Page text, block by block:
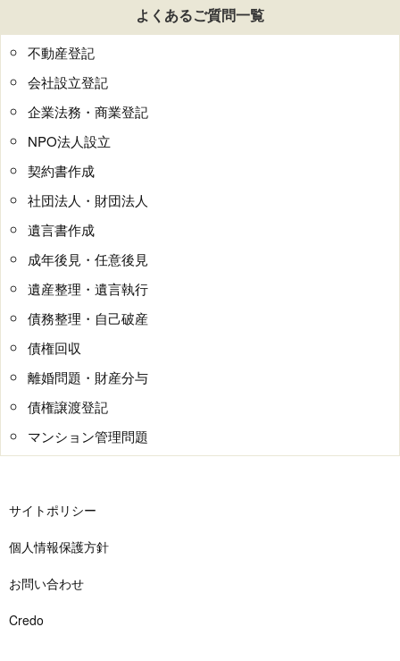
よくあるご質問一覧
不動産登記
会社設立登記
企業法務・商業登記
NPO法人設立
契約書作成
社団法人・財団法人
遺言書作成
成年後見・任意後見
遺産整理・遺言執行
債務整理・自己破産
債権回収
離婚問題・財産分与
債権譲渡登記
マンション管理問題
サイトポリシー
個人情報保護方針
お問い合わせ
Credo